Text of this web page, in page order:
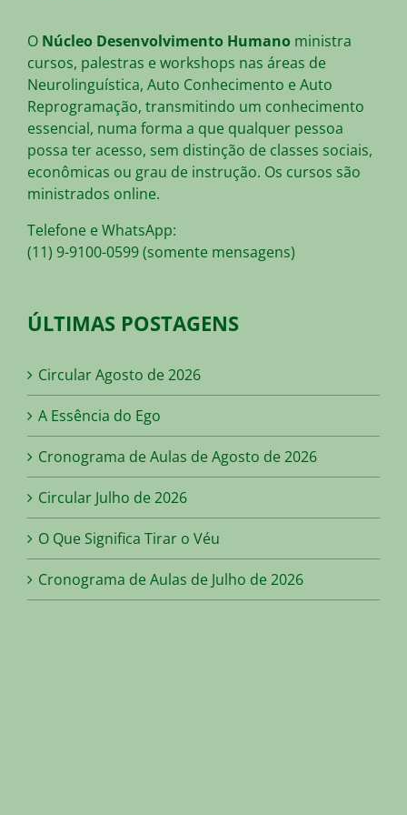
O Núcleo Desenvolvimento Humano ministra
cursos, palestras e workshops nas áreas de
Neurolinguística, Auto Conhecimento e Auto
Reprogramação, transmitindo um conhecimento
essencial, numa forma a que qualquer pessoa
possa ter acesso, sem distinção de classes sociais,
econômicas ou grau de instrução. Os cursos são
ministrados online.
Telefone e WhatsApp:
(11) 9-9100-0599 (somente mensagens)
ÚLTIMAS POSTAGENS
Circular Agosto de 2026
A Essência do Ego
Cronograma de Aulas de Agosto de 2026
Circular Julho de 2026
O Que Significa Tirar o Véu
Cronograma de Aulas de Julho de 2026